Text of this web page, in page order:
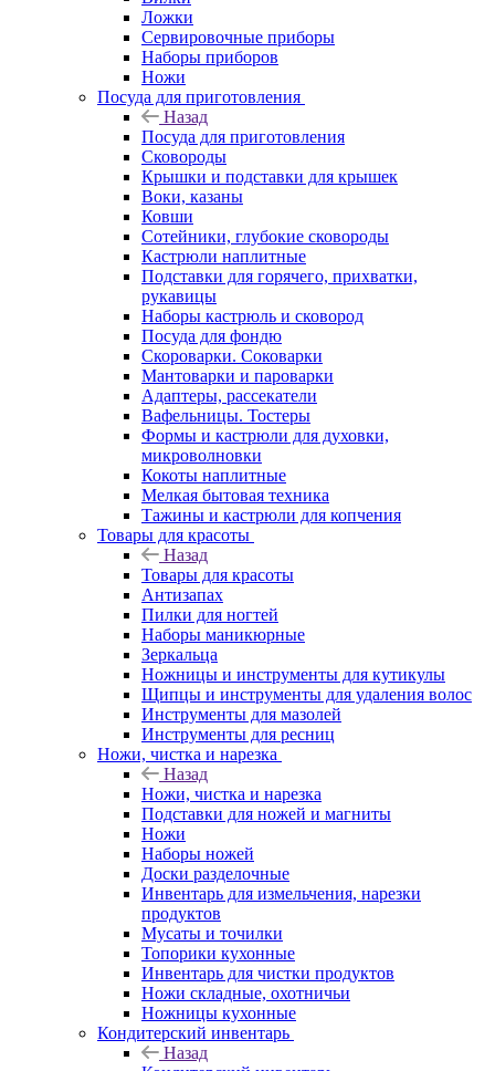
Ложки
Сервировочные приборы
Наборы приборов
Ножи
Посуда для приготовления
Назад
Посуда для приготовления
Сковороды
Крышки и подставки для крышек
Воки, казаны
Ковши
Сотейники, глубокие сковороды
Кастрюли наплитные
Подставки для горячего, прихватки,
рукавицы
Наборы кастрюль и сковород
Посуда для фондю
Скороварки. Соковарки
Мантоварки и пароварки
Адаптеры, рассекатели
Вафельницы. Тостеры
Формы и кастрюли для духовки,
микроволновки
Кокоты наплитные
Мелкая бытовая техника
Тажины и кастрюли для копчения
Товары для красоты
Назад
Товары для красоты
Антизапах
Пилки для ногтей
Наборы маникюрные
Зеркальца
Ножницы и инструменты для кутикулы
Щипцы и инструменты для удаления волос
Инструменты для мазолей
Инструменты для ресниц
Ножи, чистка и нарезка
Назад
Ножи, чистка и нарезка
Подставки для ножей и магниты
Ножи
Наборы ножей
Доски разделочные
Инвентарь для измельчения, нарезки
продуктов
Мусаты и точилки
Топорики кухонные
Инвентарь для чистки продуктов
Ножи складные, охотничьи
Ножницы кухонные
Кондитерский инвентарь
Назад